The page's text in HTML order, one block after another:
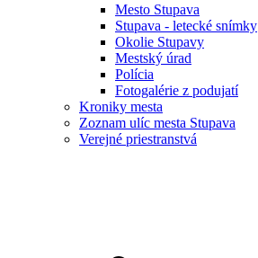
Mesto Stupava
Stupava - letecké snímky
Okolie Stupavy
Mestský úrad
Polícia
Fotogalérie z podujatí
Kroniky mesta
Zoznam ulíc mesta Stupava
Verejné priestranstvá